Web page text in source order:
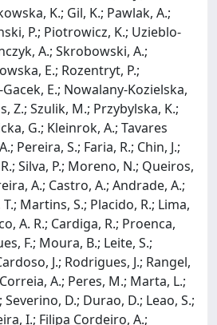
K.; Gil, K.; Pawlak, A.;
P.; Piotrowicz, K.; Uzieblo-
A.; Skrobowski, A.;
E.; Rozentryt, P.;
E.; Nowalany-Kozielska,
Z.; Szulik, M.; Przybylska, K.;
G.; Kleinrok, A.; Tavares
Pereira, S.; Faria, R.; Chin, J.;
Silva, P.; Moreno, N.; Queiros,
A.; Castro, A.; Andrade, A.;
Martins, S.; Placido, R.; Lima,
A. R.; Cardiga, R.; Proenca,
F.; Moura, B.; Leite, S.;
J.; Rodrigues, J.; Rangel,
A.; Peres, M.; Marta, L.;
D.; Durao, D.; Leao, S.;
I.; Filipa Cordeiro, A.;